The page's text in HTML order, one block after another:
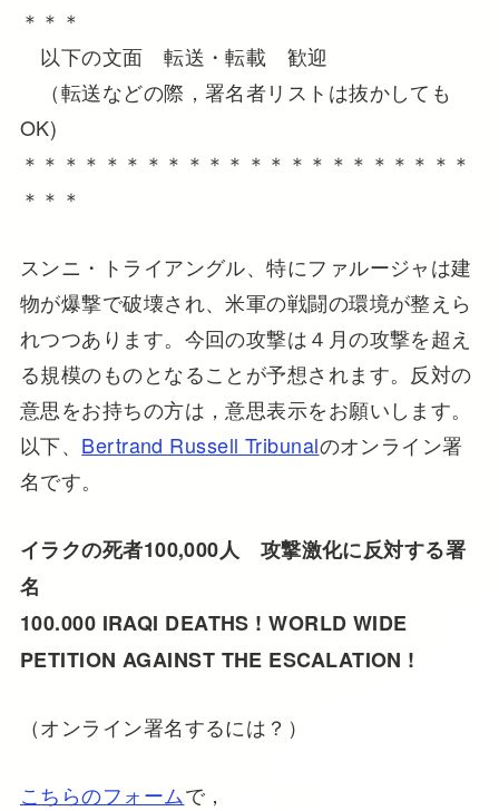
＊＊＊
以下の文面 転送・転載 歓迎
（転送などの際，署名者リストは抜かしても
OK)
＊＊＊＊＊＊＊＊＊＊＊＊＊＊＊＊＊＊＊＊＊＊
＊＊＊
スンニ・トライアングル、特にファルージャは建
物が爆撃で破壊され、米軍の戦闘の環境が整えら
れつつあります。今回の攻撃は４月の攻撃を超え
る規模のものとなることが予想されます。反対の
意思をお持ちの方は，意思表示をお願いします。
以下、 Bertrand Russell Tribunalのオンライン署
名です。
イラクの死者100,000人 攻撃激化に反対する署
名
100.000 IRAQI DEATHS ! WORLD WIDE
PETITION AGAINST THE ESCALATION !
（オンライン署名するには？）
こちらのフォームで，